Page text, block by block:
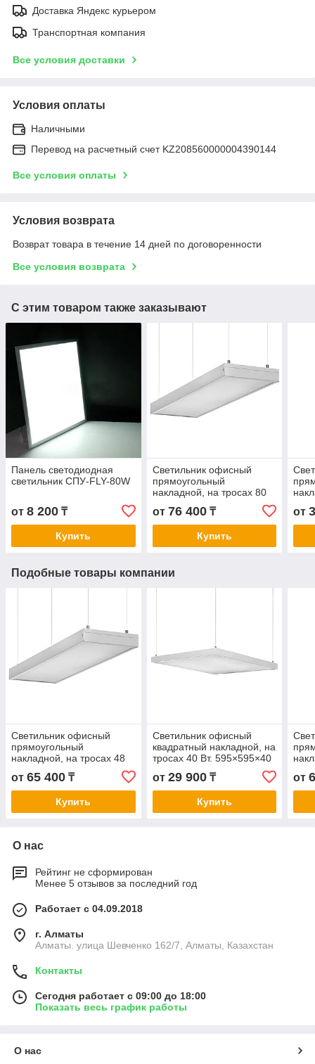
Доставка Яндекс курьером
Транспортная компания
Все условия доставки
Условия оплаты
Наличными
Перевод на расчетный счет KZ208560000004390144
Все условия оплаты
Условия возврата
Возврат товара в течение 14 дней по договоренности
Все условия возврата
С этим товаром также заказывают
Панель светодиодная
светильник СПУ-FLY-80W
от 8 200 ₸
Купить
Светильник офисный
прямоугольный
накладной, на тросах 80
Вт. 1195×595×40 мм
Гарантия: 3 г. Сертификат:
CT KZ
от 76 400₸
Купить
CT
от
Подобные товары компании
Светильник офисный
прямоугольный
накладной, на тросах 48
Гарантия: 3 г. Сертификат:
CT KZ
от 65 400 ₸
Купить
Светильник офисный
квадратный накладной, на
тросах 40 Вт. 595×595×40
Сертификат: CT KZ
от 29 900₸
Купить
CT
от
О нас
Рейтинг не сформирован
Менее 5 отзывов за последний год
Работает с 04.09.2018
г. Алматы
Алматы. улица Шевченко 162/7, Алматы, Казахстан
Контакты
Сегодня работает с 09:00 до 18:00
Показать весь график работы
О нас